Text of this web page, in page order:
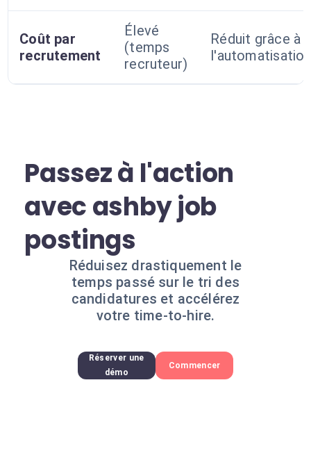
Coût par
recrutement
Élevé
(temps
recruteur)
Réduit grâce à
l'automatisation
Passez à l'action
avec ashby job
postings
Réduisez drastiquement le
temps passé sur le tri des
candidatures et accélérez
votre time-to-hire.
Réserver une
démo
Commencer